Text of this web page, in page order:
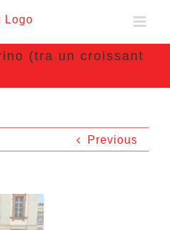
(tra un croissant
Previous